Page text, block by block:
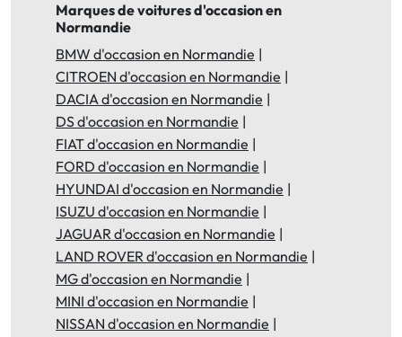
Marques de voitures d'occasion en
Normandie
BMW d'occasion en Normandie
CITROEN d'occasion en Normandie
DACIA d'occasion en Normandie
DS d'occasion en Normandie
FIAT d'occasion en Normandie
FORD d'occasion en Normandie
HYUNDAI d'occasion en Normandie
ISUZU d'occasion en Normandie
JAGUAR d'occasion en Normandie
LAND ROVER d'occasion en Normandie
MG d'occasion en Normandie
MINI d'occasion en Normandie
NISSAN d'occasion en Normandie